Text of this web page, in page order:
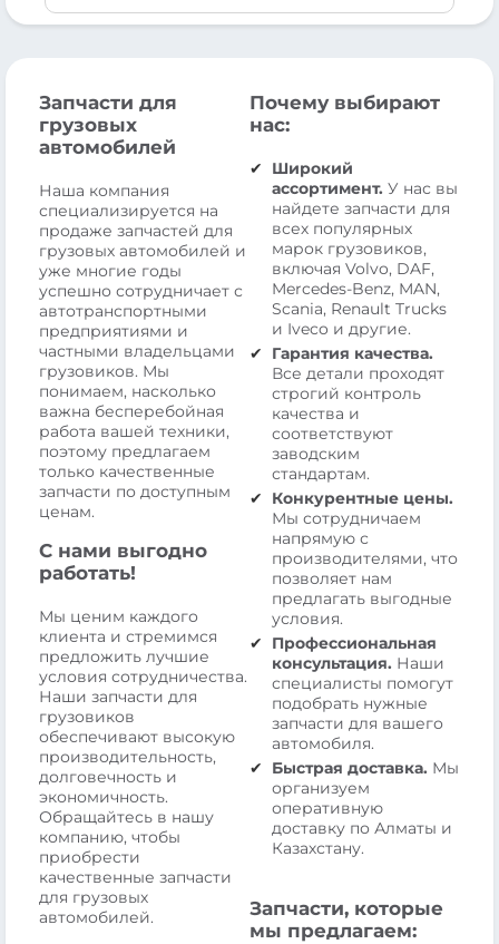
Запчасти для
грузовых
автомобилей
Наша компания
специализируется на
продаже запчастей для
грузовых автомобилей и
уже многие годы
успешно сотрудничает с
автотранспортными
предприятиями и
частными владельцами
грузовиков. Мы
понимаем, насколько
важна бесперебойная
работа вашей техники,
поэтому предлагаем
только качественные
запчасти по доступным
ценам.
С нами выгодно
работать!
Мы ценим каждого
клиента и стремимся
предложить лучшие
условия сотрудничества.
Наши запчасти для
грузовиков
обеспечивают высокую
производительность,
долговечность и
экономичность.
Обращайтесь в нашу
компанию, чтобы
приобрести
качественные запчасти
для грузовых
автомобилей.
Почему выбирают
нас:
Широкий
ассортимент. У нас вы
найдете запчасти для
всех популярных
марок грузовиков,
включая Volvo, DAF,
Mercedes-Benz, MAN,
Scania, Renault Trucks
и Iveco и другие.
Гарантия качества.
Все детали проходят
строгий контроль
качества и
соответствуют
заводским
стандартам.
Конкурентные цены.
Мы сотрудничаем
напрямую с
производителями, что
позволяет нам
предлагать выгодные
условия.
Профессиональная
консультация. Наши
специалисты помогут
подобрать нужные
запчасти для вашего
автомобиля.
Быстрая доставка. Мы
организуем
оперативную
доставку по Алматы и
Казахстану.
Запчасти, которые
мы предлагаем: